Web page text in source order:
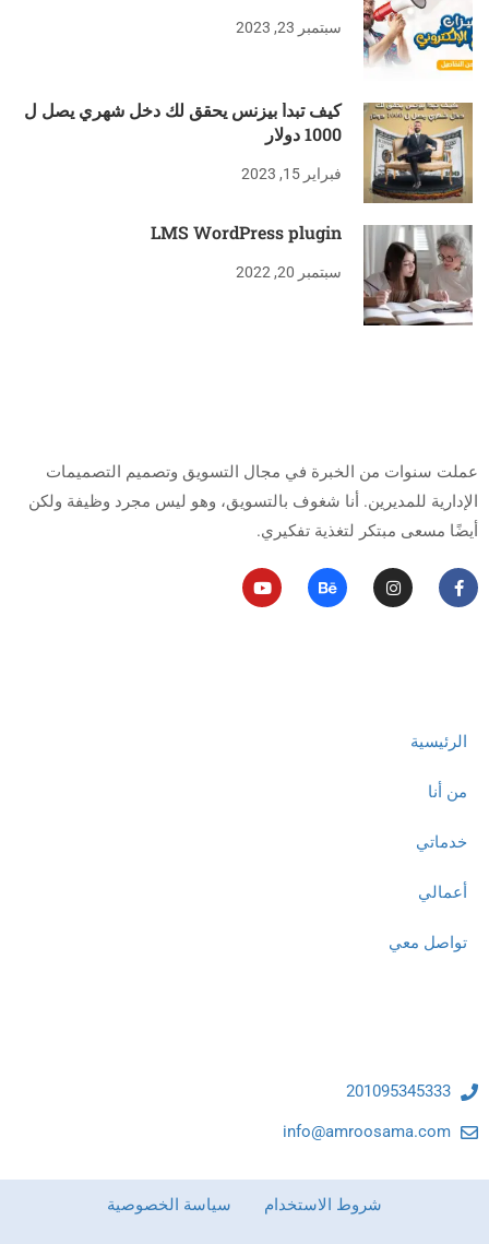
سبتمبر 23, 2023
كيف تبدأ بيزنس يحقق لك دخل شهري يصل ل
1000 دولار
فبراير 15, 2023
LMS WordPress plugin
سبتمبر 20, 2022
عملت سنوات من الخبرة في مجال التسويق وتصميم التصميمات
الإدارية للمديرين. أنا شغوف بالتسويق، وهو ليس مجرد وظيفة ولكن
أيضًا مسعى مبتكر لتغذية تفكيري.
الرئيسية
من أنا
خدماتي
أعمالي
تواصل معي
201095345333
info@amroosama.com
شروط الاستخدام سياسة الخصوصية